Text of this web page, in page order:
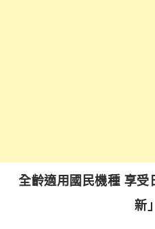
全齡適用國民機種 享受
新